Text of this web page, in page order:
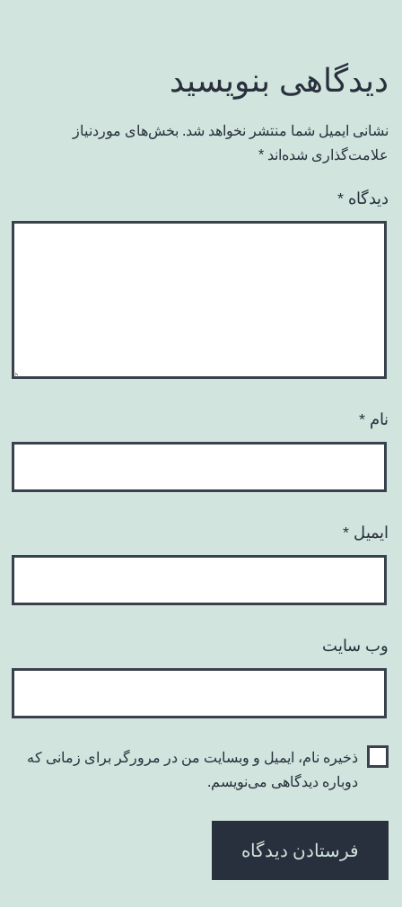
دیدگاهی بنویسید
نشانی ایمیل شما منتشر نخواهد شد. بخش‌های موردنیاز
علامت‌گذاری شده‌اند *
دیدگاه *
نام *
ایمیل *
وب‌ سایت
ذخیره نام، ایمیل و وبسایت من در مرورگر برای زمانی که
دوباره دیدگاهی می‌نویسم.